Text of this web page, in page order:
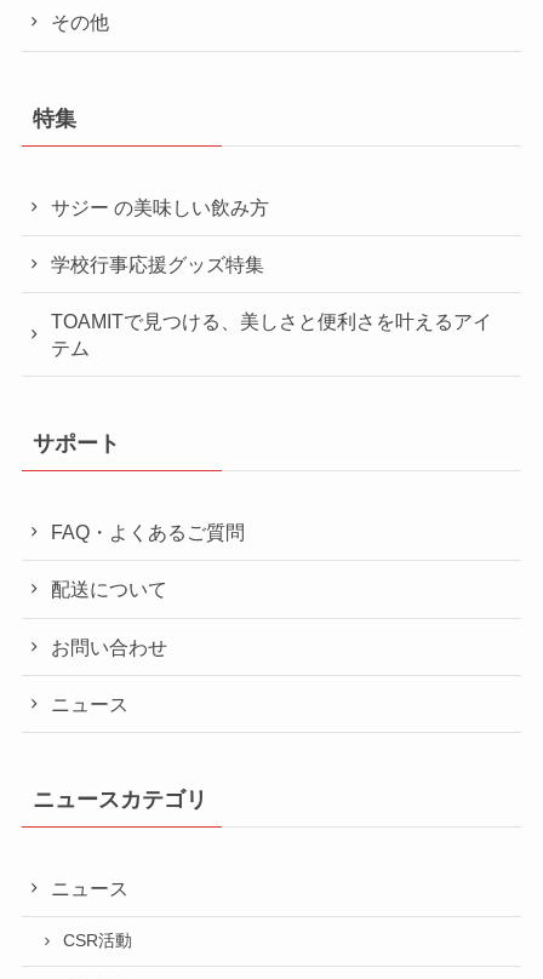
その他
特集
サジー の美味しい飲み方
学校行事応援グッズ特集
TOAMITで見つける、美しさと便利さを叶えるアイ
テム
サポート
FAQ・よくあるご質問
配送について
お問い合わせ
ニュース
ニュースカテゴリ
ニュース
CSR活動